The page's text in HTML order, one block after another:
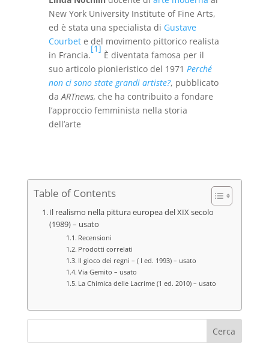
New York University Institute of Fine Arts,
ed è stata una specialista di Gustave
Courbete del movimento pittorico realista
in Francia.
[1]
È diventata famosa per il
suo articolo pionieristico del 1971 Perché
non ci sono state grandi artiste?, pubblicato
daARTnews, che ha contribuito a fondare
l’approccio femminista nella storia
dell’arte
Table of Contents
Il realismo nella pittura europea del XIX secolo
(1989) – usato
Recensioni
Prodotti correlati
Il gioco dei regni – ( I ed. 1993) – usato
Via Gemito – usato
La Chimica delle Lacrime (1 ed. 2010) – usato